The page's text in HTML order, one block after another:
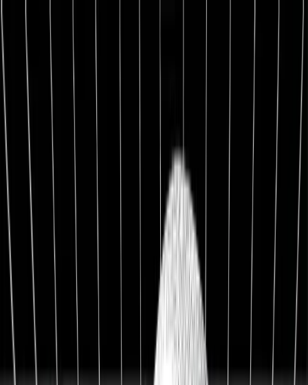
1:1 BETREUUNG
Werde Top 1 % Investor
Persönliche 1:1 Zusammenarbeit — Portfolio-Aufbau,
Strategie & exklusive Co-Investments.
26,8%
Ø Rendite / Jahr
3.129
Millionäre
100K+
Investoren
★★★★★ 4.9/5
Weiterempfehlung
Kostenfreies Erstgespräch